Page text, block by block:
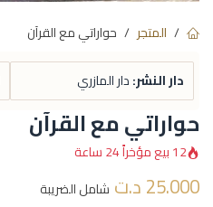
المتجر حواراتي مع القرآن
دار النشر:دار المازري
حواراتي مع القرآن
12 بيع مؤخراً 24 ساعة
25.000د.ت شامل الضريبة